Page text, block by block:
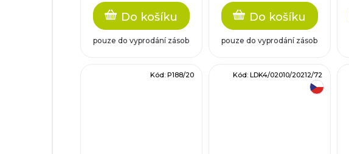
Do košíku
pouze do vyprodání zásob
Do košíku
pouze do vyprodání zásob
Kód: P188/20 Kód: LDK4/02010/20212/72